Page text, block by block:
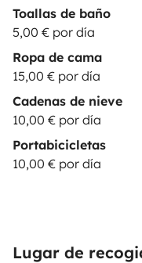
Toallas de baño
5,00 € por día
Ropa de cama
15,00 € por día
Cadenas de nieve
10,00 € por día
Portabicicletas
10,00 € por día
Lugar de